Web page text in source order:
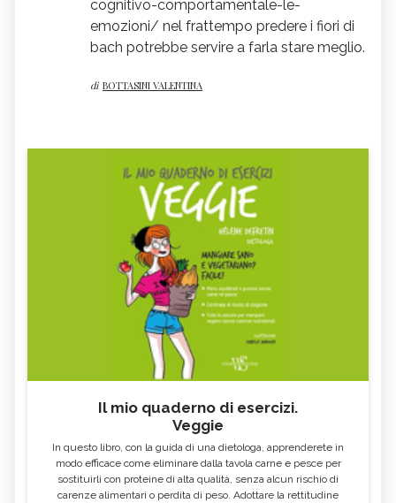
cognitivo-comportamentale-le-
emozioni/ nel frattempo predere i fiori di
bach potrebbe servire a farla stare meglio.
di BOTTASINI VALENTINA
Il mio quaderno di esercizi.
Veggie
In questo libro, con la guida di una dietologa, apprenderete in
modo efficace come eliminare dalla tavola carne e pesce per
sostituirli con proteine di alta qualità, senza alcun rischio di
carenze alimentari o perdita di peso. Adottare la rettitudine